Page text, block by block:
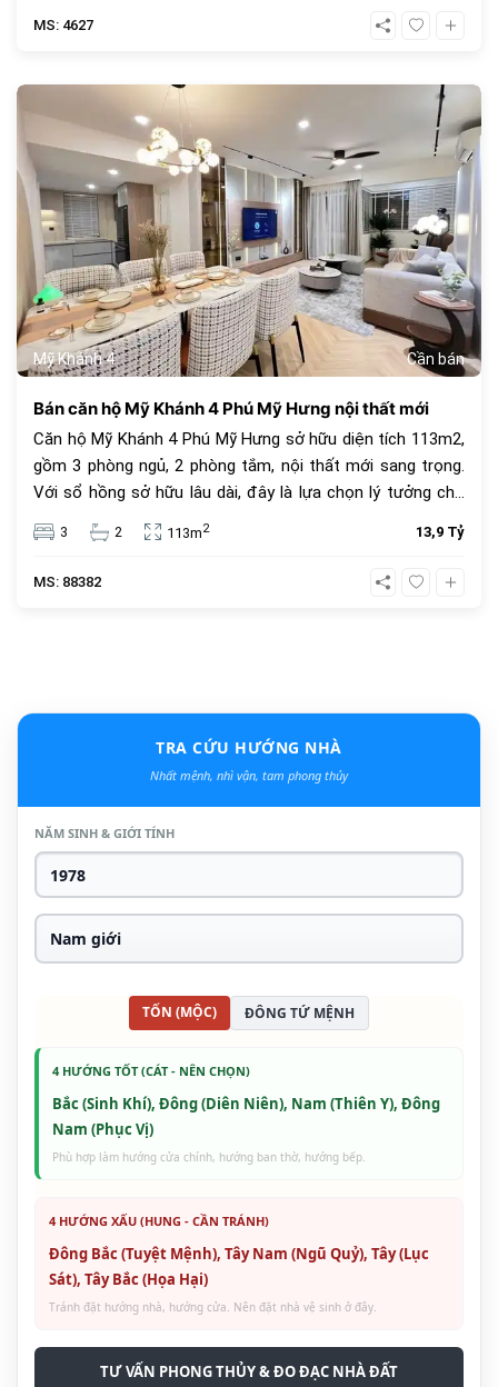
MS: 4627
Mỹ Khánh 4 Cần bán
Bán căn hộ Mỹ Khánh 4 Phú Mỹ Hưng nội thất mới
Căn hộ Mỹ Khánh 4 Phú Mỹ Hưng sở hữu diện tích 113m2,
gồm 3 phòng ngủ, 2 phòng tắm, nội thất mới sang trọng.
Với sổ hồng sở hữu lâu dài, đây là lựa chọn lý tưởng cho
an cư và đầu tư. Giá bán 13.9 tỷ đồng, vị trí trung tâm, tiện
ích đầy đủ.
3 2 113m2 13,9 Tỷ
MS: 88382
TRA CỨU HƯỚNG NHÀ
Nhất mệnh, nhì vận, tam phong thủy
NĂM SINH & GIỚI TÍNH
TỐN (MỘC) ĐÔNG TỨ MỆNH
4 HƯỚNG TỐT (CÁT - NÊN CHỌN)
Bắc (Sinh Khí), Đông (Diên Niên), Nam (Thiên Y), Đông
Nam (Phục Vị)
Phù hợp làm hướng cửa chính, hướng ban thờ, hướng bếp.
4 HƯỚNG XẤU (HUNG - CẦN TRÁNH)
Đông Bắc (Tuyệt Mệnh), Tây Nam (Ngũ Quỷ), Tây (Lục
Sát), Tây Bắc (Họa Hại)
Tránh đặt hướng nhà, hướng cửa. Nên đặt nhà vệ sinh ở đây.
TƯ VẤN PHONG THỦY & ĐO ĐẠC NHÀ ĐẤT